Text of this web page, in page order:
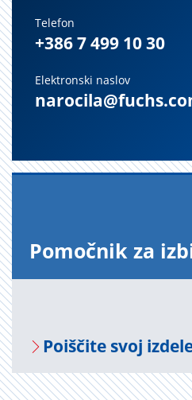
Telefon
+386 7 499 10 30
Elektronski naslov
Po­moč­nik za
Po­i­šči­te svoj